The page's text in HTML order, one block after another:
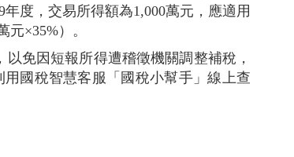
度，交易所得額為1,000萬元，應適用
×35%）。
免因短報所得遭稽徵機關調整補稅，
用國稅智慧客服「國稅小幫手」線上查